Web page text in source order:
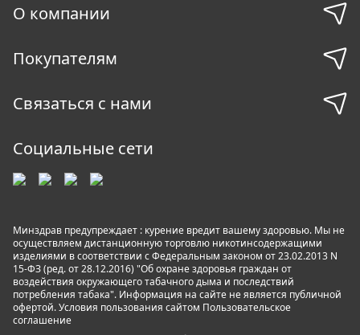
О компании
Покупателям
Связаться с нами
Социальные сети
Минздрав предупреждает : курение вредит вашему здоровью. Мы не
осуществляем дистанционную торговлю никотинсодержащими
изделиями в соответствии с Федеральным законом от 23.02.2013 N
15-ФЗ (ред. от 28.12.2016) "Об охране здоровья граждан от
воздействия окружающего табачного дыма и последствий
потребления табака". Информация на сайте не является публичной
офертой. Условия пользования сайтом Пользовательское
соглашение